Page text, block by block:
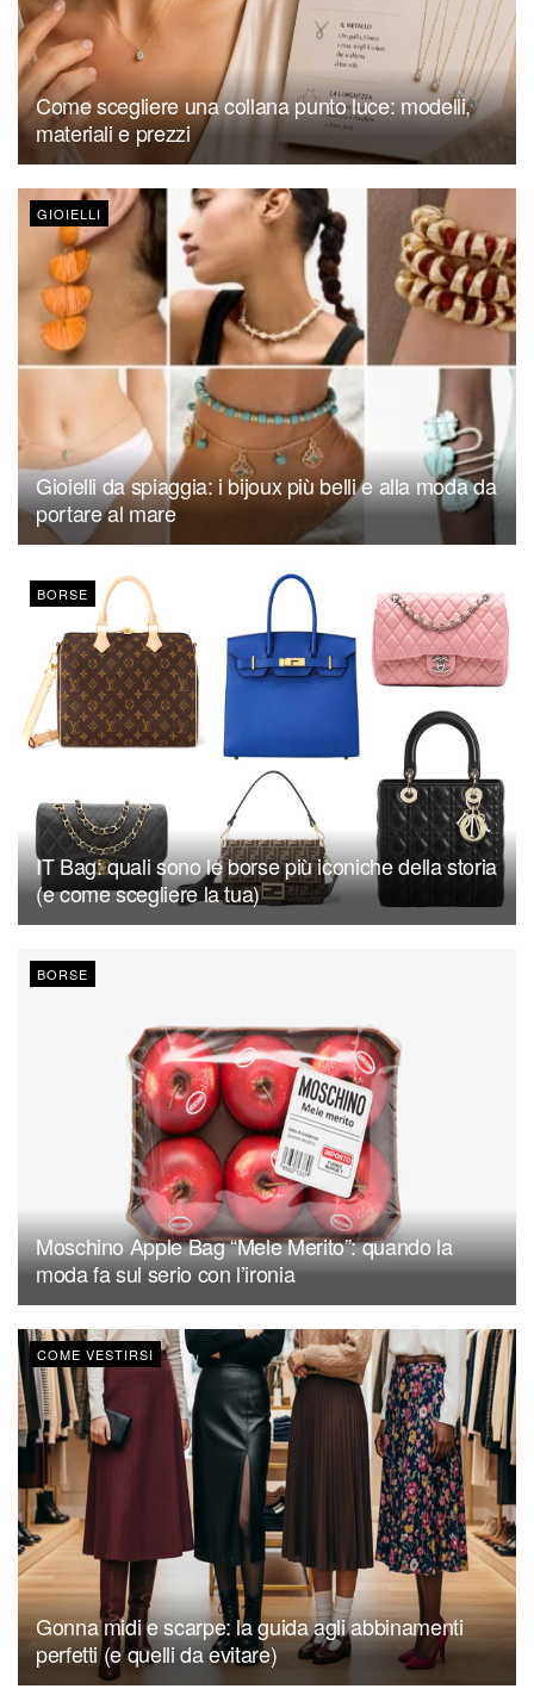
Come scegliere una collana punto luce: modelli,
materiali e prezzi
GIOIELLI
Gioielli da spiaggia: i bijoux più belli e alla moda da
portare al mare
BORSE
IT Bag: quali sono le borse più iconiche della storia
(e come scegliere la tua)
BORSE
Moschino Apple Bag “Mele Merito”: quando la
moda fa sul serio con l’ironia
COME VESTIRSI
Gonna midi e scarpe: la guida agli abbinamenti
perfetti (e quelli da evitare)